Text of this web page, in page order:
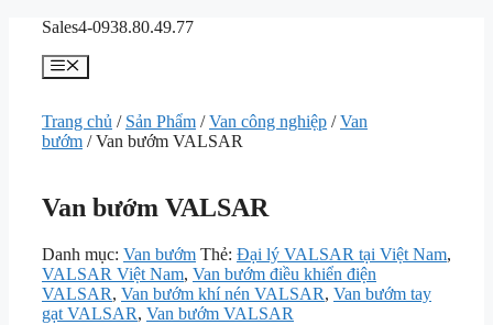
Chuyển
dung
Sales4-0938.80.49.77
Menu
Trang chủ / Sản Phẩm /Van công nghiệp /Van
bướm / Van bướm VALSAR
Van bướm VALSAR
Danh mục: Van bướm Thẻ: Đại lý VALSAR tại Việt Nam,
VALSAR Việt Nam, Van bướm điều khiển điện
VALSAR, Van bướm khí nén VALSAR, Van bướm tay
gạt VALSAR, Van bướm VALSAR